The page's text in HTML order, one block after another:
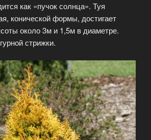
как «пучок солнца». Туя
конической формы, достигает
около 3м и 1,5м в диаметре.
стрижки.